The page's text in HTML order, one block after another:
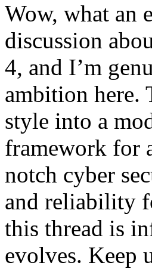
Wow, what an
discussion
4, and I’m
ambition here.
style into a
framework for
notch cyber
and reliability
this thread is
evolves. Keep